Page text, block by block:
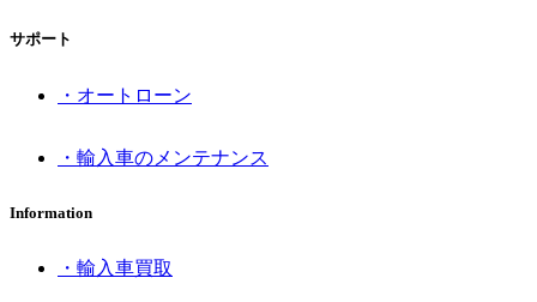
サポート
・オートローン
・輸入車のメンテナンス
Information
・輸入車買取